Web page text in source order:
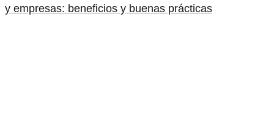
y empresas: beneficios y buenas prácticas